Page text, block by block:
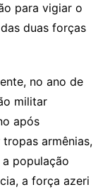
para vigiar o
duas forças
no ano de
militar
após
armênias,
população
a força azeri